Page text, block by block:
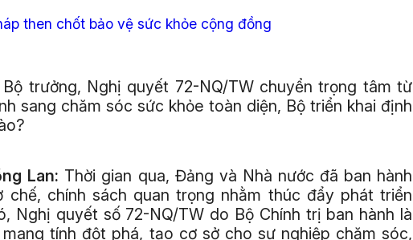
then chốt bảo vệ sức khỏe cộng đồng
Bộ trưởng, Nghị quyết 72-NQ/TW chuyển trọng tâm từ
sang chăm sóc sức khỏe toàn diện, Bộ triển khai định
Lan: Thời gian qua, Đảng và Nhà nước đã ban hành
chế, chính sách quan trọng nhằm thúc đẩy phát triển
Nghị quyết số 72-NQ/TW do Bộ Chính trị ban hành là
tính đột phá, tạo cơ sở cho sự nghiệp chăm sóc,